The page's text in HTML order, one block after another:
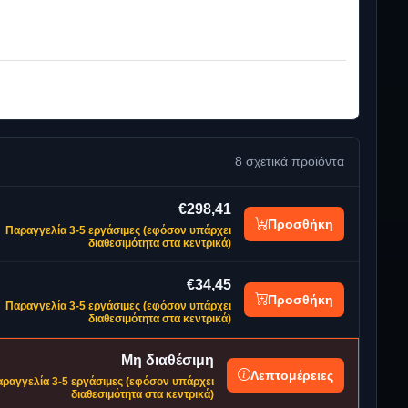
8 σχετικά προϊόντα
€298,41
Παραγγελία 3-5 εργάσιμες (εφόσον υπάρχει
διαθεσιμότητα στα κεντρικά)
Προσθήκη
€34,45
Παραγγελία 3-5 εργάσιμες (εφόσον υπάρχει
διαθεσιμότητα στα κεντρικά)
Προσθήκη
Μη διαθέσιμη
3-5 εργάσιμες (εφόσον υπάρχει
διαθεσιμότητα στα κεντρικά)
Λεπτομέρειες